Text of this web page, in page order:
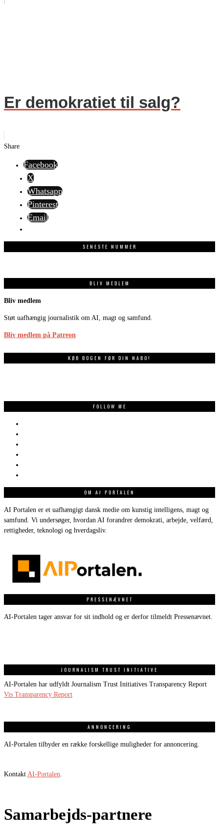
Er demokratiet til salg?
Share
Facebook
X
Whatsapp
Pinterest
Email
SENESTE NUMMER
BLIV MEDLEM
Bliv medlem
Støt uafhængig journalistik om AI, magt og samfund.
Bliv medlem på Patreon
KØB BOGEN FØR DIN NABO!
FOLLOW ME
OM AI PORTALEN
AI Portalen er et uafhængigt dansk medie om kunstig intelligens, magt og
samfund. Vi undersøger, hvordan AI forandrer demokrati, arbejde, velfærd,
rettigheder, teknologi og hverdagsliv.
PRESSENÆVNET
AI-Portalen tager ansvar for sit indhold og er derfor tilmeldt Pressenævnet.
JOURNALISM TRUST INITIATIVE
AI-Portalen har udfyldt Journalism Trust Initiatives Transparency Report
Vis Transparency Report
ANNONCERING
AI-Portalen tilbyder en række forskellige muligheder for annoncering.
Kontakt AI-Portalen
Samarbejds-partnere